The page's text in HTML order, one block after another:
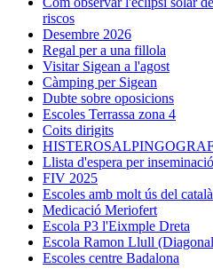
riscos
Desembre 2026
Regal per a una fillola
Visitar Sigean a l'agost
Càmping per Sigean
Dubte sobre oposicions
Escoles Terrassa zona 4
Coits dirigits
Llista d'espera per
FIV 2025
Escoles amb molt ús del català
Medicació Meriofert
Escola P3 l'Eixmple Dreta
Escola Ramon Llull
Escoles centre Badalona